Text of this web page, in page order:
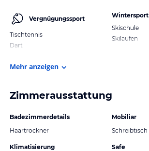
Vergnügungssport
Tischtennis
Dart
Wintersport
Skischule
Skilaufen
Mehr anzeigen
Zimmerausstattung
Badezimmerdetails
Haartrockner
Klimatisierung
Mobiliar
Schreibtisch
Safe